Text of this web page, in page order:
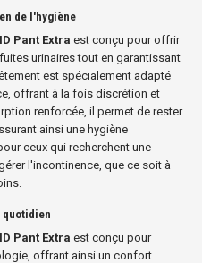
de l'hygiène
Pant Extra est conçu pour offrir
urinaires tout en garantissant
est spécialement adapté
offrant à la fois discrétion et
renforcée, il permet de rester
ainsi une hygiène
ceux qui recherchent une
l'incontinence, que ce soit à
quotidien
Pant Extra est conçu pour
offrant ainsi un confort